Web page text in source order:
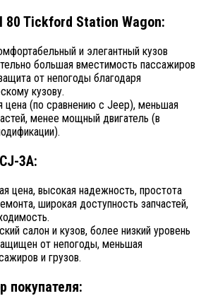
80 Tickford Station Wagon:
и элегантный кузов
большая вместимость пассажиров
от непогоды благодаря
кузову.
цена (по сравнению с Jeep), меньшая
менее мощный двигатель (в
3A:
цена, высокая надежность, простота
широкая доступность запчастей,
салон и кузов, более низкий уровень
от непогоды, меньшая
и грузов.
покупателя: